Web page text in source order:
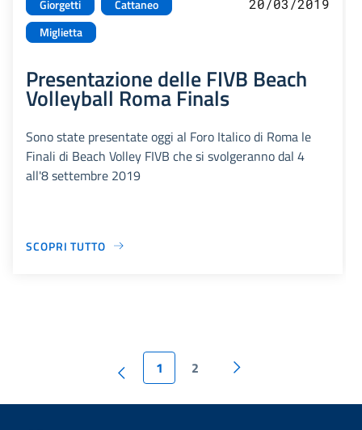
Giorgetti
Cattaneo
Miglietta
Presentazione delle FIVB Beach
Volleyball Roma Finals
Sono state presentate oggi al Foro Italico di Roma le
Finali di Beach Volley FIVB che si svolgeranno dal 4
all'8 settembre 2019
SCOPRI TUTTO
1 2